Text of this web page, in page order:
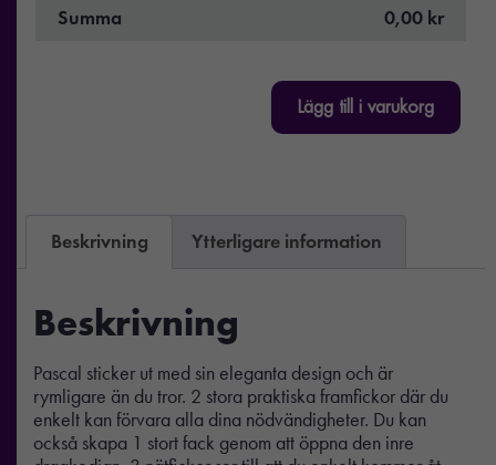
Summa 0,00 kr
Lägg till i varukorg
Beskrivning Ytterligare information
Beskrivning
Pascal sticker ut med sin eleganta design och är
rymligare än du tror. 2 stora praktiska framfickor där du
enkelt kan förvara alla dina nödvändigheter. Du kan
också skapa 1 stort fack genom att öppna den inre